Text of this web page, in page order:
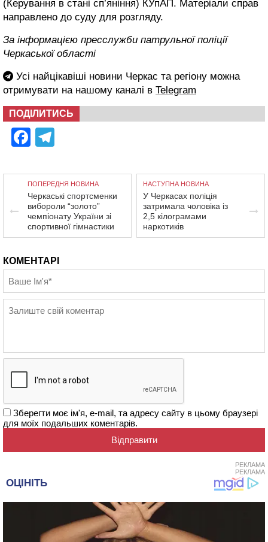
(Керування в стані сп’яніння) КУпАП. Матеріали справ
направлено до суду для розгляду.
За інформацією пресслужби патрульної поліції
Черкаської області
Усі найцікавіші новини Черкас та регіону можна
отримувати на нашому каналі в Telegram
ПОДІЛИТИСЬ
Facebook
ПОПЕРЕДНЯ НОВИНА
Черкаські спортсменки
вибороли “золото”
чемпіонату України зі
спортивної гімнастики
НАСТУПНА НОВИНА
У Черкасах поліція
затримала чоловіка із
2,5 кілограмами
наркотиків
КОМЕНТАРІ
Зберегти моє ім'я, e-mail, та адресу сайту в цьому браузері
для моїх подальших коментарів.
РЕКЛАМА
РЕКЛАМА